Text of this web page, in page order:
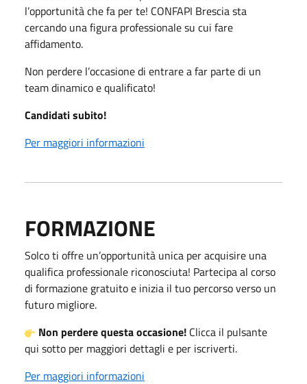
l’opportunità che fa per te! CONFAPI Brescia sta
cercando una figura professionale su cui fare
affidamento.
Non perdere l’occasione di entrare a far parte di un
team dinamico e qualificato!
Candidati subito!
Per maggiori informazioni
FORMAZIONE
Solco ti offre un’opportunità unica per acquisire una
qualifica professionale riconosciuta! Partecipa al corso
di formazione gratuito e inizia il tuo percorso verso un
futuro migliore.
Non perdere questa occasione! Clicca il pulsante
qui sotto per maggiori dettagli e per iscriverti.
Per maggiori informazioni